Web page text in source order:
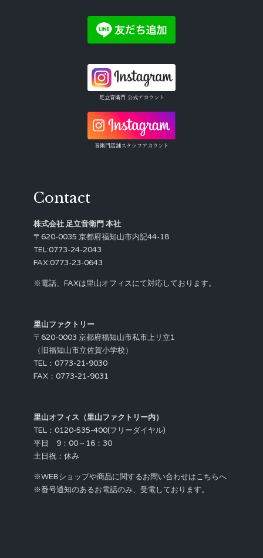
足立音衛門 公式アカウント
音衛門店舗スタッフアカウント
Contact
株式会社 足立音衛門 本社
〒620-0035 京都府福知山市内記44-18
TEL:0773-24-2043
FAX:0773-23-0643
※電話、FAXは里山オフィスにて対応しております。
里山ファクトリー
〒620-0003 京都府福知山市私市上リ立1
（旧福知山市立佐賀小学校）
TEL：0773-21-9030
FAX：0773-21-9031
里山オフィス（里山ファクトリー内）
TEL：0120-535-400(フリーダイヤル)
平日 9：00～16：30
土日祝：休み
※WEBショップや商品に関するお問い合わせはこちらへ
※番号通知のあるお電話のみ、受電しております。